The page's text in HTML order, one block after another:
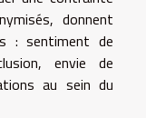
donnent
: sentiment de
envie de
au sein du